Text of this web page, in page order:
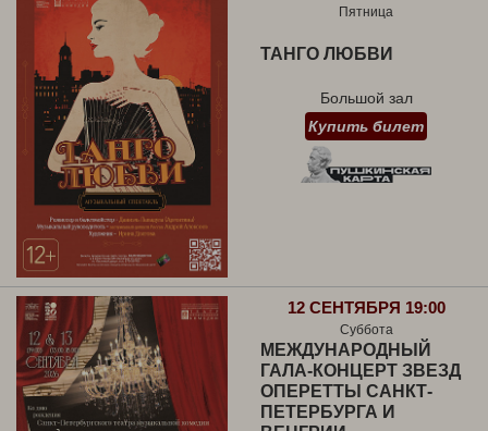
Пятница
ТАНГО ЛЮБВИ
Большой зал
Купить билет
12 СЕНТЯБРЯ 19:00
Суббота
МЕЖДУНАРОДНЫЙ
ГАЛА-КОНЦЕРТ ЗВЕЗД
ОПЕРЕТТЫ САНКТ-
ПЕТЕРБУРГА И